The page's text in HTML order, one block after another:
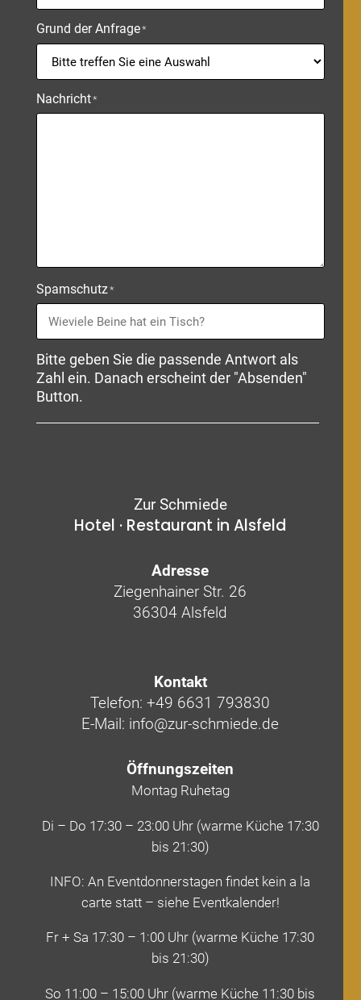
Grund der Anfrage*
Nachricht*
Spamschutz*
Bitte geben Sie die passende Antwort als
Zahl ein. Danach erscheint der "Absenden"
Button.
Zur Schmiede
Hotel · Restaurant in Alsfeld
Adresse
Ziegenhainer Str. 26
36304 Alsfeld
Kontakt
Telefon: +49 6631 793830
E-Mail: info@zur-schmiede.de
Öffnungszeiten
Montag Ruhetag
Di – Do 17:30 – 23:00 Uhr (warme Küche 17:30
bis 21:30)
INFO: An Eventdonnerstagen findet kein a la
carte statt – siehe Eventkalender!
Fr + Sa 17:30 – 1:00 Uhr (warme Küche 17:30
bis 21:30)
So 11:00 – 15:00 Uhr (warme Küche 11:30 bis